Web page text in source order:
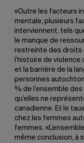
«Outre les facteurs
mentale, plusieurs
interviennent, tels
le manque de
restreinte des droits
l’histoire de
et la barrière de la
personnes
% de l’ensemble
qu’elles ne
canadienne. Et le
chez les femmes
femmes.
même conclusion, à